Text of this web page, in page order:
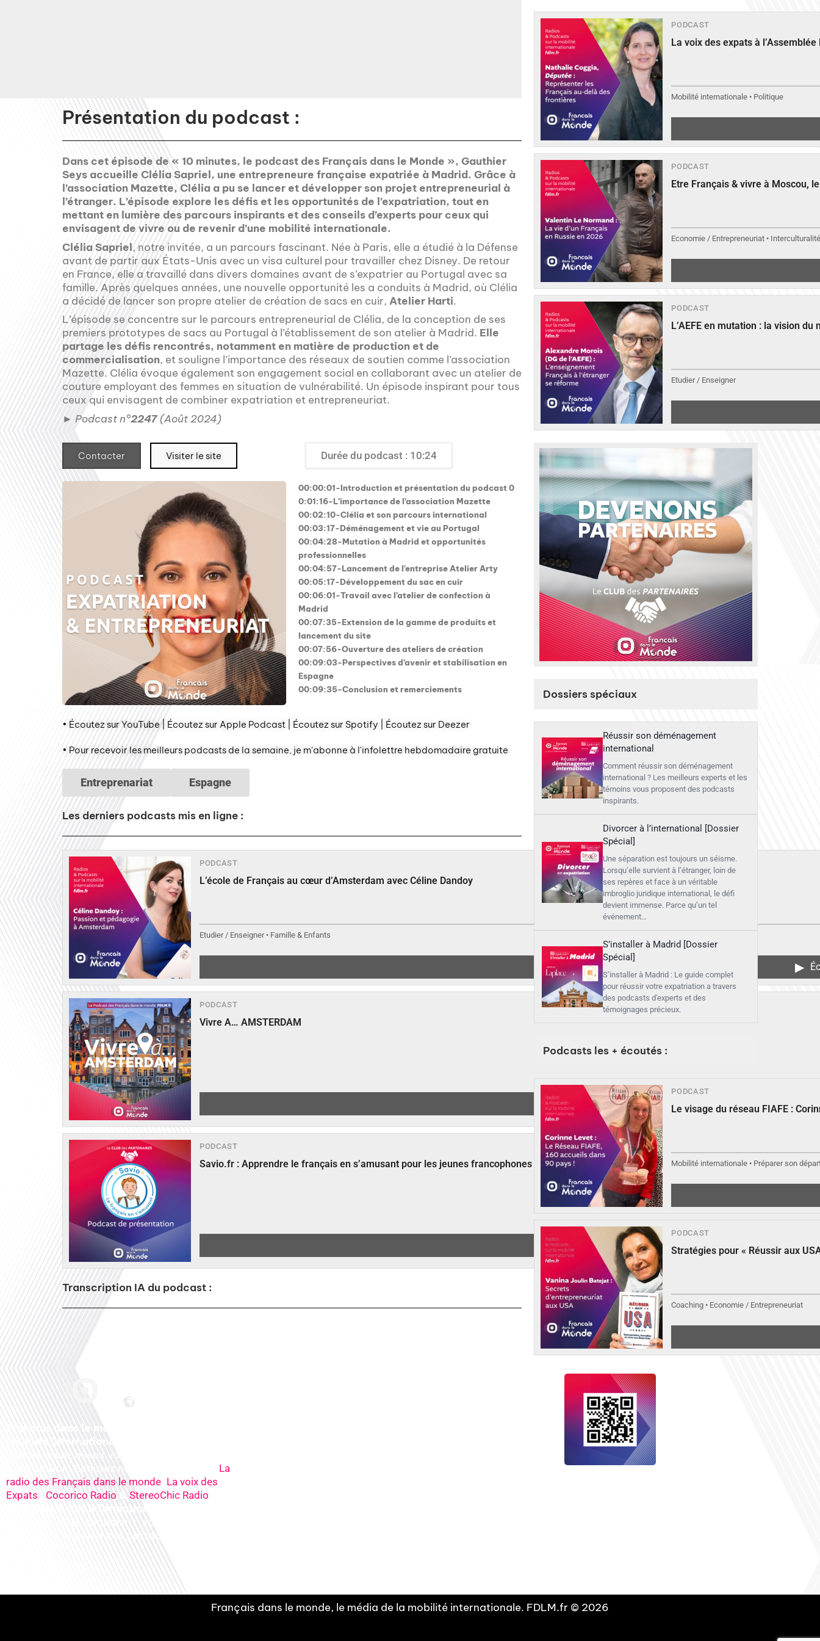
Présentation du podcast :
Dans cet épisode de « 10 minutes, le podcast des Français dans le Monde », Gauthier
Seys accueille Clélia Sapriel, une entrepreneure française expatriée à Madrid. Grâce à
l’association Mazette, Clélia a pu se lancer et développer son projet entrepreneurial à
l’étranger. L’épisode explore les défis et les opportunités de l’expatriation, tout en
mettant en lumière des parcours inspirants et des conseils d’experts pour ceux qui
envisagent de vivre ou de revenir d’une mobilité internationale.
Clélia Sapriel, notre invitée, a un parcours fascinant. Née à Paris, elle a étudié à la Défense
avant de partir aux États-Unis avec un visa culturel pour travailler chez Disney. De retour
en France, elle a travaillé dans divers domaines avant de s’expatrier au Portugal avec sa
famille. Après quelques années, une nouvelle opportunité les a conduits à Madrid, où Clélia
a décidé de lancer son propre atelier de création de sacs en cuir, Atelier Harti.
L’épisode se concentre sur le parcours entrepreneurial de Clélia, de la conception de ses
premiers prototypes de sacs au Portugal à l’établissement de son atelier à Madrid. Elle
partage les défis rencontrés, notamment en matière de production et de
commercialisation, et souligne l’importance des réseaux de soutien comme l’association
Mazette. Clélia évoque également son engagement social en collaborant avec un atelier de
couture employant des femmes en situation de vulnérabilité. Un épisode inspirant pour tous
ceux qui envisagent de combiner expatriation et entrepreneuriat.
► Podcast n°2247(Août 2024)
Contacter Visiter le site Durée du podcast : 10:24
00:00:01-Introduction et présentation du podcast 0
0:01:16-L’importance de l’association Mazette
00:02:10-Clélia et son parcours international
00:03:17-Déménagement et vie au Portugal
00:04:28-Mutation à Madrid et opportunités
professionnelles
00:04:57-Lancement de l’entreprise Atelier Arty
00:05:17-Développement du sac en cuir
00:06:01-Travail avec l’atelier de confection à
Madrid
00:07:35-Extension de la gamme de produits et
lancement du site
00:07:56-Ouverture des ateliers de création
00:09:03-Perspectives d’avenir et stabilisation en
Espagne
00:09:35-Conclusion et remerciements
• Écoutez sur YouTube | Écoutez sur Apple Podcast | Écoutez sur Spotify | Écoutez sur Deezer
• Pour recevoir les meilleurs podcasts de la semaine, je m'abonne à l'infolettre hebdomadaire gratuite
Entreprenariat Espagne
Les derniers podcasts mis en ligne :
PODCAST
L’école de Français au cœur d’Amsterdam avec Céline Dandoy
Etudier / Enseigner • Famille & Enfants
▶︎
PODCAST
Vivre A… AMSTERDAM
▶︎
PODCAST
Savio.fr : Apprendre le français en s’amusant pour les jeunes francophones
▶︎
Transcription IA du podcast :
PODCAST
La voix des expats à
Mobilité internationale • Politique
PODCAST
Etre Français & vivre à Moscou,
Economie / Entrepreneuriat •
PODCAST
L’AEFE en mutation : la vision
Etudier / Enseigner
Dossiers spéciaux
Réussir son déménagement
international
Comment réussir son déménagement
international ? Les meilleurs experts et les
témoins vous proposent des podcasts
inspirants.
Divorcer à l’international [Dossier
Spécial]
Une séparation est toujours un séisme.
Lorsqu’elle survient à l’étranger, loin de
ses repères et face à un véritable
imbroglio juridique international, le défi
devient immense. Parce qu’un tel
événement…
S’installer à Madrid [Dossier
Spécial]
S’installer à Madrid : Le guide complet
pour réussir votre expatriation a travers
des podcasts d'experts et des
témoignages précieux.
Podcasts les + écoutés :
PODCAST
Le visage du réseau FIAFE :
Mobilité internationale • Préparer son
PODCAST
Stratégies pour « Réussir aux
Coaching • Economie / Entrepreneuriat
La
radio des Français dans le monde La voix des
Expats
Cocorico Radio StereoChic Radio
Français dans le monde, le média de la mobilité internationale. FDLM.fr © 2026